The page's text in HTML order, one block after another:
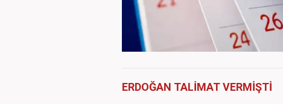
ERDOĞAN TALİMAT VERMİŞTİ